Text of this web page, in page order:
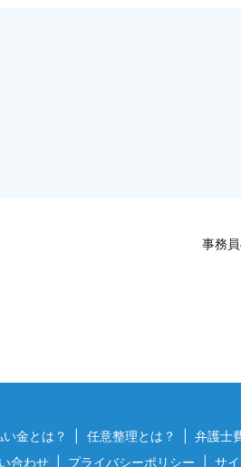
事務
い金とは？ 任意整理とは？ 弁護士
合わせ プライバシーポリシー サ